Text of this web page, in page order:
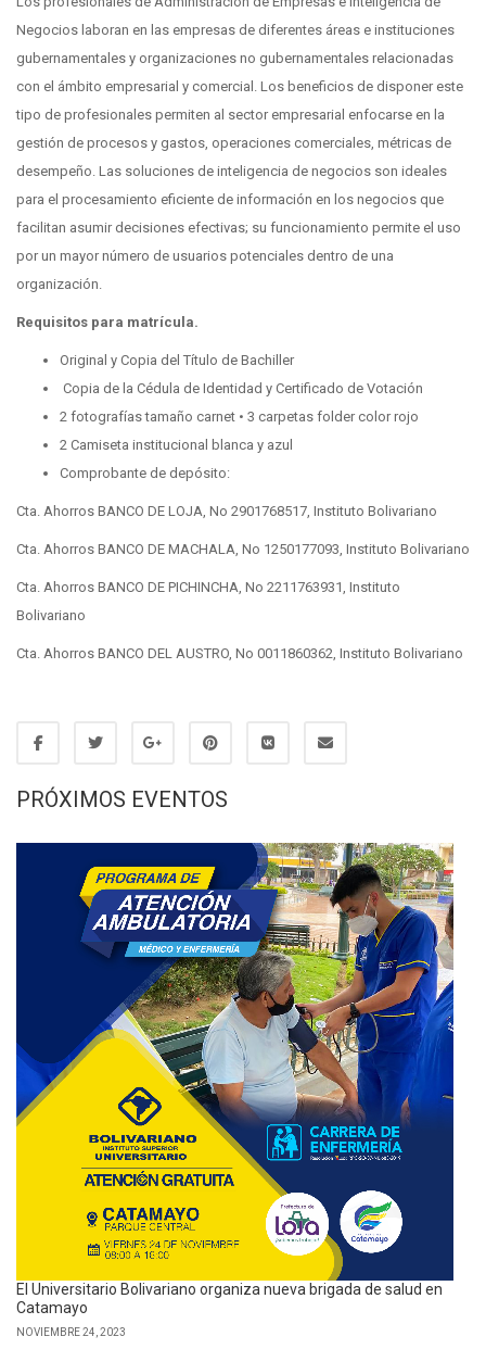
Negocios laboran en las empresas de diferentes áreas e instituciones
gubernamentales y organizaciones no gubernamentales relacionadas
con el ámbito empresarial y comercial. Los beneficios de disponer este
tipo de profesionales permiten al sector empresarial enfocarse en la
gestión de procesos y gastos, operaciones comerciales, métricas de
desempeño. Las soluciones de inteligencia de negocios son ideales
para el procesamiento eficiente de información en los negocios que
facilitan asumir decisiones efectivas; su funcionamiento permite el uso
por un mayor número de usuarios potenciales dentro de una
organización.
Requisitos para matrícula.
Original y Copia del Título de Bachiller
Copia de la Cédula de Identidad y Certificado de Votación
2 fotografías tamaño carnet • 3 carpetas folder color rojo
2 Camiseta institucional blanca y azul
Comprobante de depósito:
Cta. Ahorros BANCO DE LOJA, No 2901768517, Instituto Bolivariano
Cta. Ahorros BANCO DE MACHALA, No 1250177093, Instituto Bolivariano
Cta. Ahorros BANCO DE PICHINCHA, No 2211763931, Instituto
Bolivariano
Cta. Ahorros BANCO DEL AUSTRO, No 0011860362, Instituto Bolivariano
PRÓXIMOS EVENTOS
El Universitario Bolivariano organiza nueva brigada de salud en
Catamayo
NOVIEMBRE 24, 2023